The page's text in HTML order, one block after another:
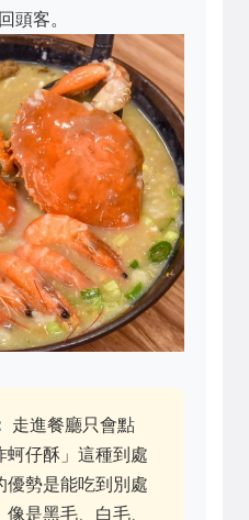
頭客。
走進餐廳只會點
蚵仔酥」這種到處
優勢是能吃到別處
是黑毛、白毛、